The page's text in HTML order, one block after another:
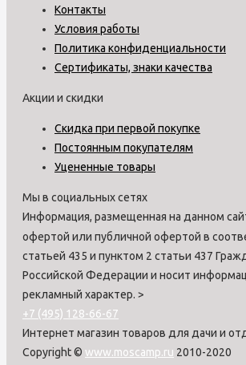
Контакты
Условия работы
Политика конфиденциальности
Сертификаты, знаки качества
Акции и скидки
Скидка при первой покупке
Постоянным покупателям
Уцененные товары
Мы в социальных сетях
Информация, размещенная на данном
офертой или публичной офертой в
статьей 435 и пунктом 2 статьи 437
Российской Федерации и носит
рекламный характер. >
+7 (495) 128-66-67
Интернет магазин товаров для дачи и
Copyright © www.moscamp.ru 2010-2020